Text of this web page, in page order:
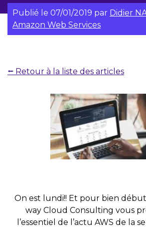
Publié le 07/01/2019 par Didier
Amazon Web Services
⭠ Retour à la liste des articles
On est lundi!! Et pour bien
way Cloud Consulting vous
l’essentiel de l’actu AWS de la